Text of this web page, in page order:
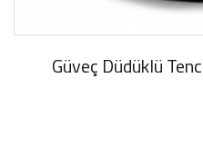
Güveç Düdüklü